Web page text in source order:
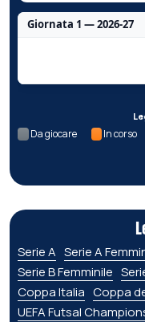
Giornata 1 — 2026-27
Da giocare In corso
Serie A Serie A
Serie B Femminile
Coppa Italia Coppa
UEFA Futsal